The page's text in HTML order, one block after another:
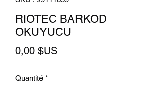
RIOTEC BARKOD
OKUYUCU
0,00 $USPrix
Quantité *